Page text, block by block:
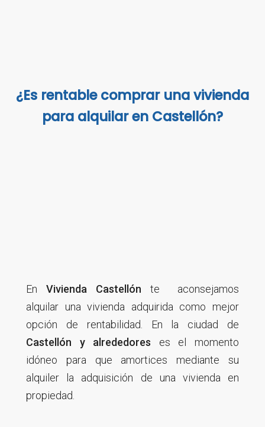
¿Es rentable comprar una vivienda
para alquilar en Castellón?
En Vivienda Castellón te aconsejamos
alquilar una vivienda adquirida como mejor
opción de rentabilidad. En la ciudad de
Castellón y alrededores es el momento
idóneo para que amortices mediante su
alquiler la adquisición de una vivienda en
propiedad.